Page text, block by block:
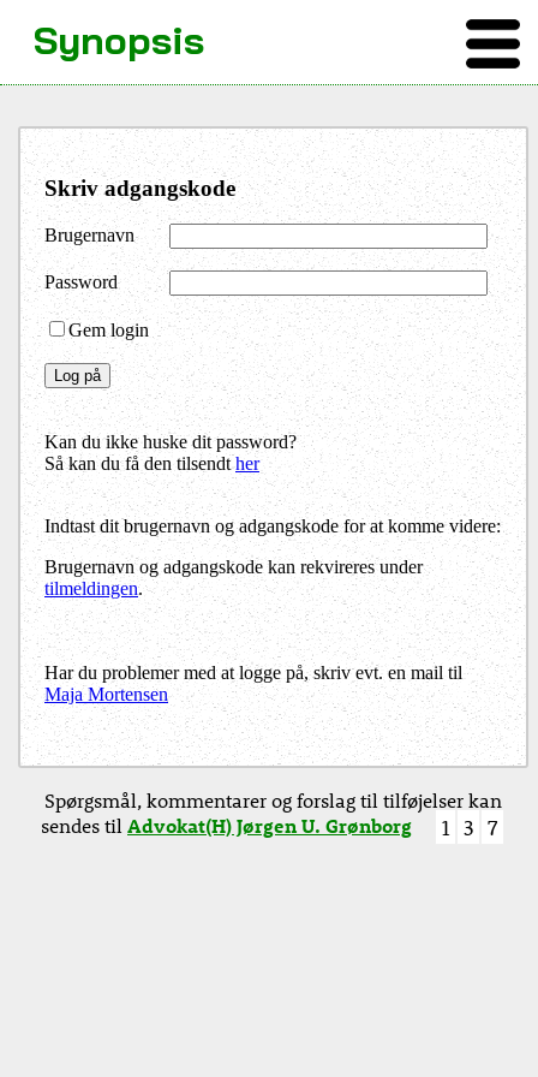
Skriv adgangskode
Brugernavn
Password
Gem login
Kan du ikke huske dit password?
Så kan du få den tilsendther
Indtast dit brugernavn og adgangskode for at komme videre:
Brugernavn og adgangskode kan rekvireres under
tilmeldingen.
Har du problemer med at logge på, skriv evt. en mail til
Maja Mortensen
Synopsis
Spørgsmål, kommentarer og forslag til tilføjelser kan
sendes tilAdvokat(H) Jørgen U. Grønborg 1 3 7